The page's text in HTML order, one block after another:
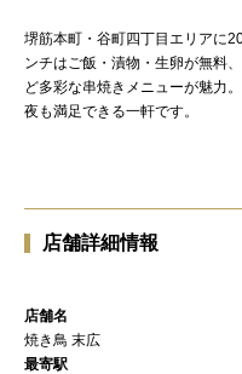
堺筋本町・谷町四丁目エリアに
ンチはご飯・漬物・生卵が無料
ど多彩な串焼きメニューが魅力
夜も満足できる一軒です。
店舗詳細情報
店舗名
焼き鳥 末広
最寄駅